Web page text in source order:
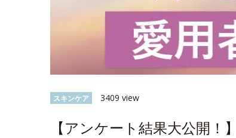
スキンケア 3409 view
【アンケート結果大公開